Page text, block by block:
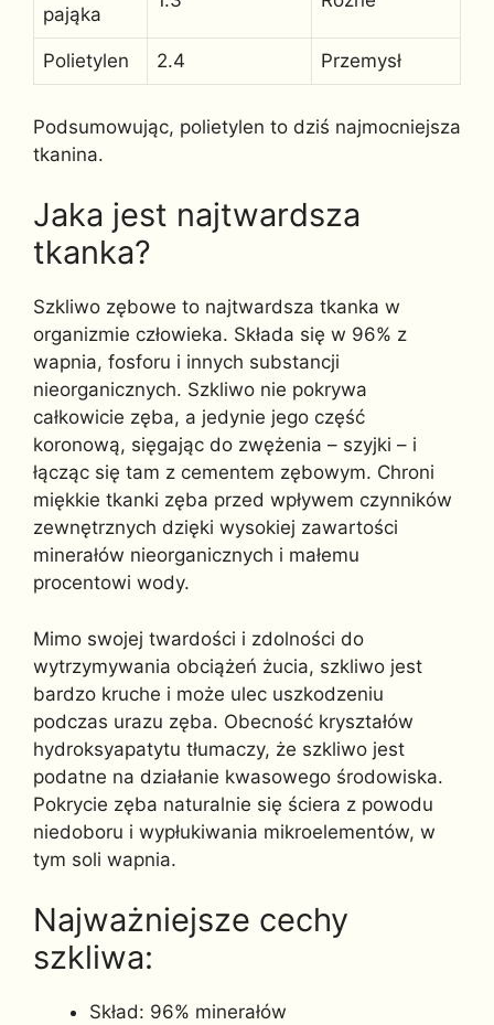
pająka
Polietylen 2.4 Przemysł
Podsumowując, polietylen to dziś najmocniejsza
tkanina.
Jaka jest najtwardsza
tkanka?
Szkliwo zębowe to najtwardsza tkanka w
organizmie człowieka. Składa się w 96% z
wapnia, fosforu i innych substancji
nieorganicznych. Szkliwo nie pokrywa
całkowicie zęba, a jedynie jego część
koronową, sięgając do zwężenia – szyjki – i
łącząc się tam z cementem zębowym. Chroni
miękkie tkanki zęba przed wpływem czynników
zewnętrznych dzięki wysokiej zawartości
minerałów nieorganicznych i małemu
procentowi wody.
Mimo swojej twardości i zdolności do
wytrzymywania obciążeń żucia, szkliwo jest
bardzo kruche i może ulec uszkodzeniu
podczas urazu zęba. Obecność kryształów
hydroksyapatytu tłumaczy, że szkliwo jest
podatne na działanie kwasowego środowiska.
Pokrycie zęba naturalnie się ściera z powodu
niedoboru i wypłukiwania mikroelementów, w
tym soli wapnia.
Najważniejsze cechy
szkliwa:
Skład: 96% minerałów